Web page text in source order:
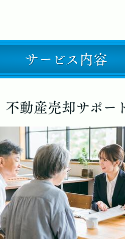
サービス内容
不動産売却サポー